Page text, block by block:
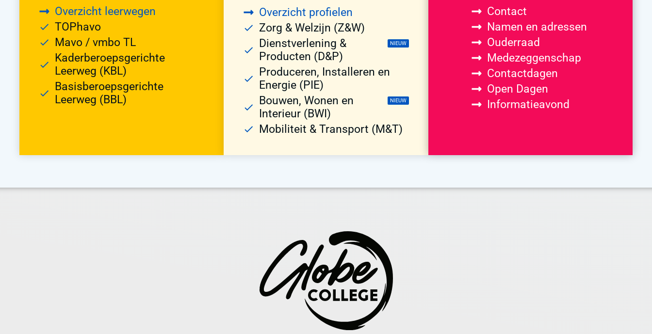
Overzicht leerwegen
TOPhavo
Mavo / vmbo TL
Kaderberoepsgerichte
Leerweg (KBL)
Basisberoepsgerichte
Leerweg (BBL)
Overzicht profielen
Zorg & Welzijn (Z&W)
Dienstverlening &
Producten (D&P)
NIEUW
Produceren, Installeren en
Energie (PIE)
Bouwen, Wonen en
Interieur (BWI)
NIEUW
Mobiliteit & Transport (M&T)
Contact
Namen en adressen
Ouderraad
Medezeggenschap
Contactdagen
Open Dagen
Informatieavond